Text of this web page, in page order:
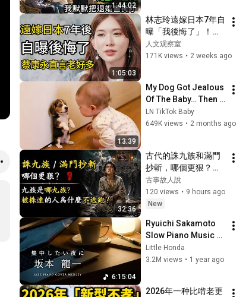
1:44:02
事人間 #有聲書 #欲
望故事 #男頻故事
1:05:03
林志玲遠嫁日本7年自
曝「我後悔了」！婆
媳矛盾大爆發、老公
秒變媽寶！蔡康永見
蔡康永 #日本  #经济
#金融  #美国  #八卦
#窦文涛  #婚姻
人文观察室
171K views • 2 weeks ago
13:39
My Dog Got Jealous
Of The Baby… Then
This Happened 😂🐶
LN TikTok Baby
649K views • 2 months ago
32:36
古代的誅九族和滿門
抄斬，哪個更狠？九
族是哪九族？被株連
的人爲什麼不逃跑？
古事故人說
120 views • 9 hours ago
New
6:15:04
Ryuichi Sakamoto
Slow Piano Music
Collection For
Working (No Mid-
Little Honda
3.2M views • 1 year ago
2026年一种比啃老更